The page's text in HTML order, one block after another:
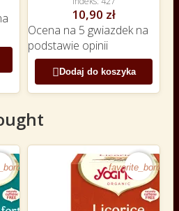
10,90 zł
Ocena na 5 gwiazdek na
podstawie opinii
 Dodaj do koszyka
favorite_border